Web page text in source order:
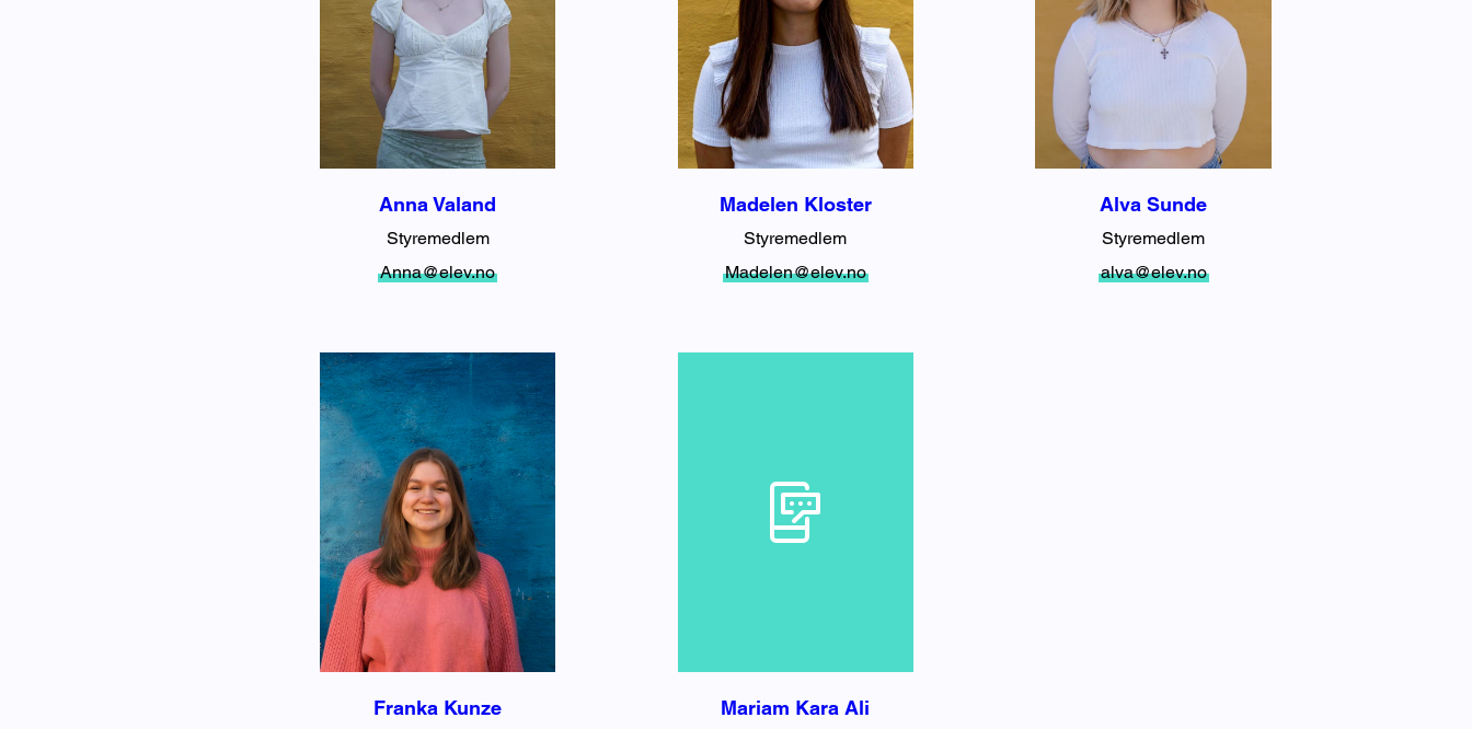
Anna Valand
Styremedlem
Anna@elev.no
Madelen Kloster
Styremedlem
Madelen@elev.no
Alva Sunde
Styremedlem
alva@elev.no
Franka Kunze Mariam Kara Ali